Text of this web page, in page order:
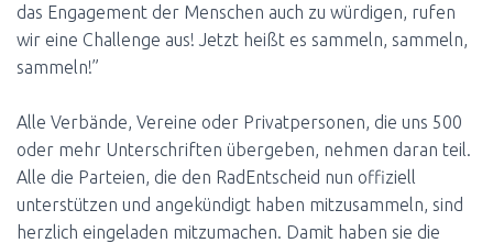
das Engagement der Menschen auch zu würdigen, rufen
wir eine Challenge aus! Jetzt heißt es sammeln, sammeln,
sammeln!”
Alle Verbände, Vereine oder Privatpersonen, die uns 500
oder mehr Unterschriften übergeben, nehmen daran teil.
Alle die Parteien, die den RadEntscheid nun offiziell
unterstützen und angekündigt haben mitzusammeln, sind
herzlich eingeladen mitzumachen. Damit haben sie die